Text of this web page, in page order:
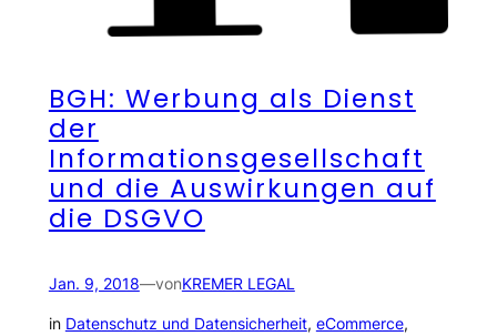
BGH: Werbung als Dienst
der
Informationsgesellschaft
und die Auswirkungen auf
die DSGVO
Jan. 9, 2018—vonKREMER LEGAL
in Datenschutz und Datensicherheit, eCommerce